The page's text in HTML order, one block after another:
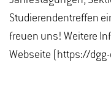
Studierendentreffen
freuen uns! Weitere
Webseite (https://